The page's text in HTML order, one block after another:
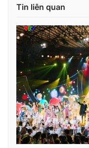
® Cấm sao chép dưới
thuận bằng văn bản.
thông tin từ website này.
Tin liên quan